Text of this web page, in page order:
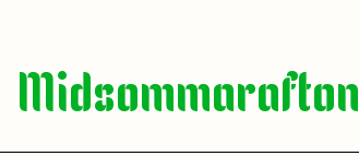
Midsommarafton